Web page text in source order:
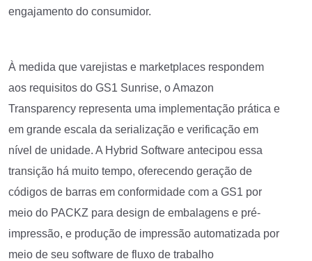
engajamento do consumidor.
À medida que varejistas e marketplaces respondem
aos requisitos do GS1 Sunrise, o Amazon
Transparency representa uma implementação prática e
em grande escala da serialização e verificação em
nível de unidade. A Hybrid Software antecipou essa
transição há muito tempo, oferecendo geração de
códigos de barras em conformidade com a GS1 por
meio do PACKZ para design de embalagens e pré-
impressão, e produção de impressão automatizada por
meio de seu software de fluxo de trabalho